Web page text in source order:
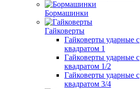
Бормашинки
Гайковерты
Гайковерты ударные с
квадратом 1
Гайковерты ударные с
квадратом 1/2
Гайковерты ударные с
квадратом 3/4